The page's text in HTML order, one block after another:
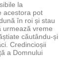
la
acestora pot
în roi și stau
urmează vreme
căutându-și
Credincioșii
a Domnului